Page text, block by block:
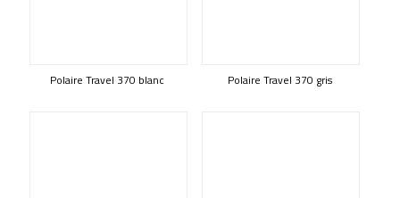
Polaire Travel 370 blanc Polaire Travel 370 gris